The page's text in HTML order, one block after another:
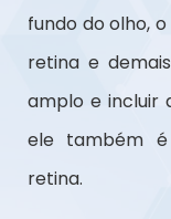
fundo do olho,
retina e
amplo e incluir
ele também
retina.